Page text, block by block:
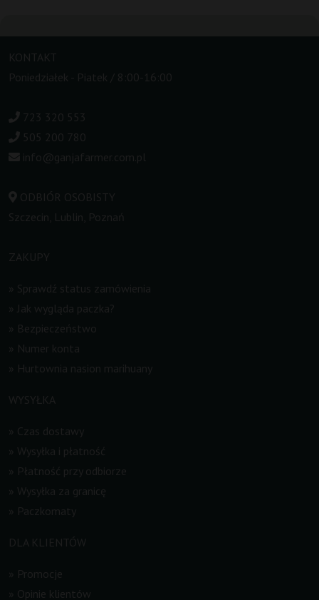
KONTAKT
Poniedziałek - Piatek / 8:00-16:00
723 320 553
505 200 780
info@ganjafarmer.com.pl
ODBIÓR OSOBISTY
Szczecin, Lublin, Poznań
ZAKUPY
Sprawdź status zamówienia
Jak wygląda paczka?
Bezpieczeństwo
Numer konta
Hurtownia nasion marihuany
WYSYŁKA
Czas dostawy
Wysyłka i płatność
Płatność przy odbiorze
Wysyłka za granicę
Paczkomaty
DLA KLIENTÓW
Promocje
Opinie klientów